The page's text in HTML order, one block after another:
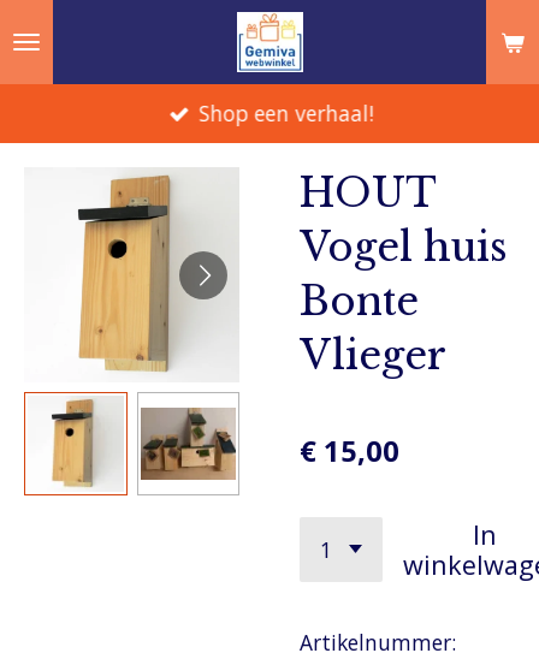
Ga
de
hoofdinhoud
Shop een verhaal!
HOUT
Vogel huis
Bonte
Vlieger
€ 15,00
In
Artikelnummer: